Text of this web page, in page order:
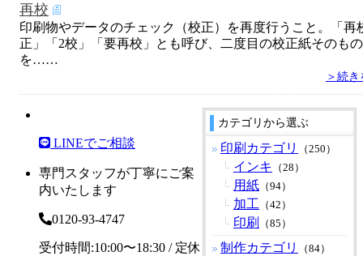
再校
印刷物やデータのチェック（校正）を再度行うこと。「再
正」「2校」「要再校」とも呼び、二度目の校正紙そのもの
を……
＞続
カテゴリから選ぶ
印刷カテゴリ （250）
インキ （28）
用紙 （94）
加工 （42）
印刷 （85）
制作カテゴリ （84）
LINEでご相談
専門スタッフが丁寧にご案
内いたします
0120-93-4747
受付時間:10:00〜18:30 / 定休